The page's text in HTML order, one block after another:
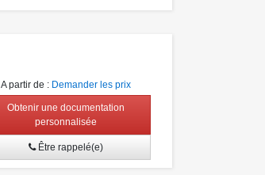
A partir de : Demander les prix
Obtenir une documentation
personnalisée
Être rappelé(e)